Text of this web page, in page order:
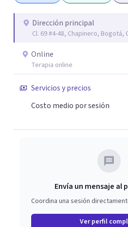
Dirección principal
Cl. 69 #4-48, Chapinero, Bogotá,
Online
Terapia online
Servicios y precios
Costo medio por sesión
Envía un mensaje al
Coordina una sesión
Ver perfil